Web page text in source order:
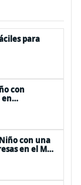
para
con
en
con una
en el Mall